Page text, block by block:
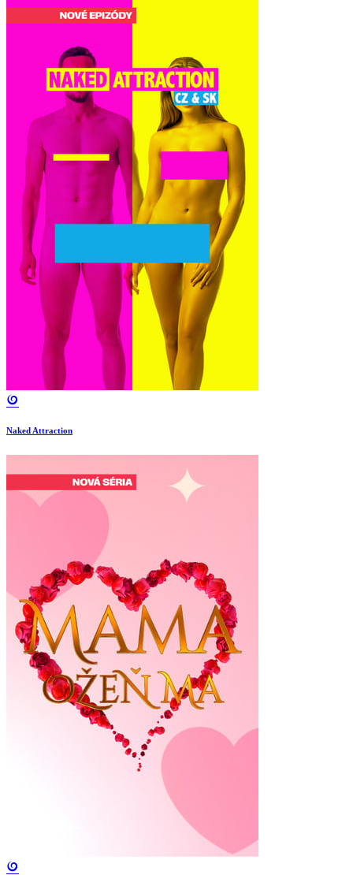
Naked Attraction